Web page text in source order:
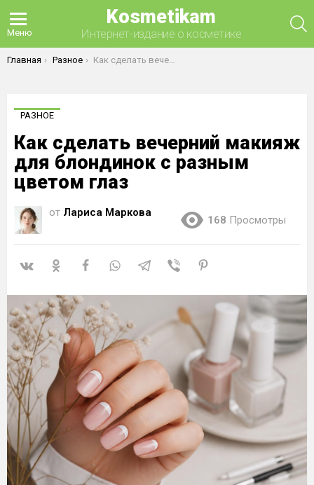
Меню
Kosmetikam
Интернет-издание о косметике
Вы здесь:
Главная Разное Как сделать вечерний макияж для блондинок с разным цветом глаз
РАЗНОЕ
Как сделать вечерний макияж
для блондинок с разным
цветом глаз
от Лариса Маркова
168 Просмотры